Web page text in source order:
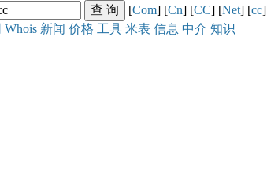
[Com] [Cn] [CC] [Net] [cc]
Whois 新闻 价格 工具 米表 信息 中介 知识